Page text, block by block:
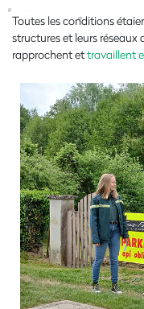
Toutes les conditions
structures et leurs
rapprochent ettravaillent